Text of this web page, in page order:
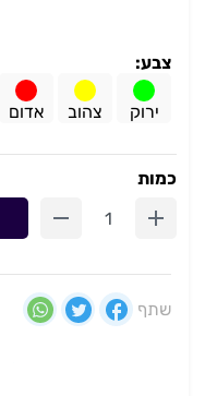
צבע:
ירוק צהוב אדום
כמות
שתף